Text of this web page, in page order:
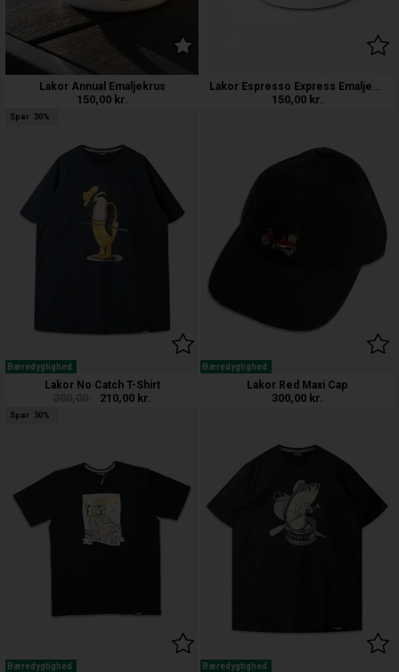
Lakor Annual Emaljekrus
150,00 kr.
Lakor Espresso Express Emaljekrus
150,00 kr.
Spar 30%
Bæredygtighed
Lakor No Catch T-Shirt
210,00 kr.
Bæredygtighed
Lakor Red Maxi Cap
300,00 kr.
Spar 30%
Bæredygtighed Bæredygtighed